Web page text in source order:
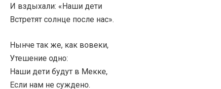
И вздыхали: «Наши дети
Встретят солнце после нас».
Нынче так же, как вовеки,
Утешение одно:
Наши дети будут в Мекке,
Если нам не суждено.